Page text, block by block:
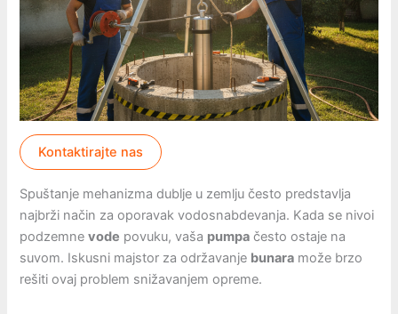
Kontaktirajte nas
Spuštanje mehanizma dublje u zemlju često predstavlja
najbrži način za oporavak vodosnabdevanja. Kada se nivoi
podzemnevode povuku, vaša pumpa često ostaje na
suvom. Iskusni majstor za održavanje bunara može brzo
rešiti ovaj problem snižavanjem opreme.